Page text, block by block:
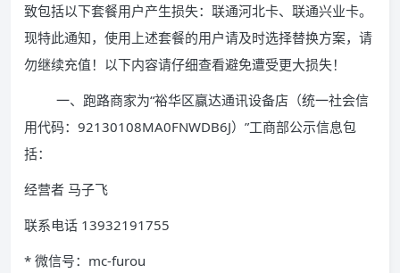
致包括以下套餐用户产生损失：联通河北卡、联通兴业卡。
现特此通知，使用上述套餐的用户请及时选择替换方案，请
勿继续充值！以下内容请仔细查看避免遭受更大损失！
一、跑路商家为“裕华区赢达通讯设备店（统一社会信
用代码：92130108MA0FNWDB6J）”工商部公示信息包
括：
经营者 马子飞
联系电话 13932191755
* 微信号：mc-furou